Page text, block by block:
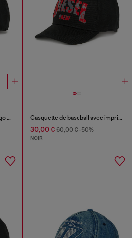
Casquette de baseball avec logo en ombre Casquette de baseball avec imprimé graphique
30,00 €60,00 €-50%
NOIR